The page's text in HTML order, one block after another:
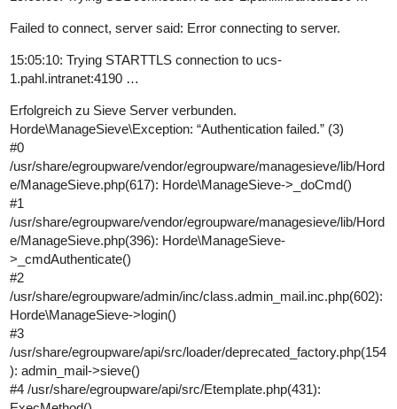
Failed to connect, server said: Error connecting to server.
15:05:10: Trying STARTTLS connection to ucs-
1.pahl.intranet:4190 …
Erfolgreich zu Sieve Server verbunden.
Horde\ManageSieve\Exception: “Authentication failed.” (3)
#0
/usr/share/egroupware/vendor/egroupware/managesieve/lib/Hord
e/ManageSieve.php(617): Horde\ManageSieve->_doCmd()
#1
/usr/share/egroupware/vendor/egroupware/managesieve/lib/Hord
e/ManageSieve.php(396): Horde\ManageSieve-
>_cmdAuthenticate()
#2
/usr/share/egroupware/admin/inc/class.admin_mail.inc.php(602):
Horde\ManageSieve->login()
#3
/usr/share/egroupware/api/src/loader/deprecated_factory.php(154
): admin_mail->sieve()
#4 /usr/share/egroupware/api/src/Etemplate.php(431):